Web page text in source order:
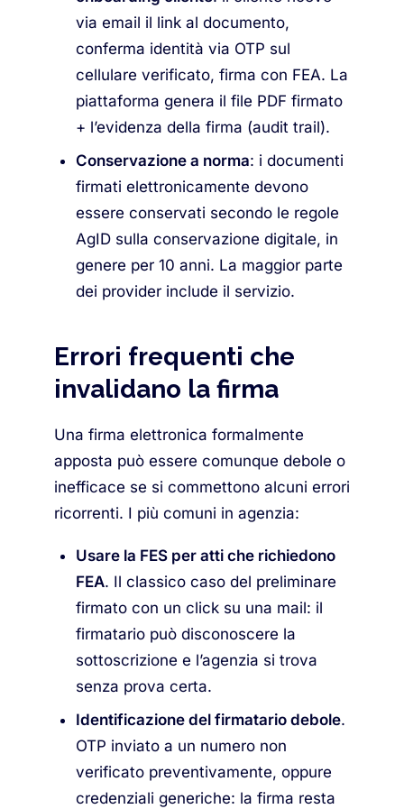
via email il link al documento,
conferma identità via OTP sul
cellulare verificato, firma con FEA. La
piattaforma genera il file PDF firmato
+ l’evidenza della firma (audit trail).
Conservazione a norma: i documenti
firmati elettronicamente devono
essere conservati secondo le regole
AgID sulla conservazione digitale, in
genere per 10 anni. La maggior parte
dei provider include il servizio.
Errori frequenti che
invalidano la firma
Una firma elettronica formalmente
apposta può essere comunque debole o
inefficace se si commettono alcuni errori
ricorrenti. I più comuni in agenzia:
Usare la FES per atti che richiedono
FEA. Il classico caso del preliminare
firmato con un click su una mail: il
firmatario può disconoscere la
sottoscrizione e l’agenzia si trova
senza prova certa.
Identificazione del firmatario debole.
OTP inviato a un numero non
verificato preventivamente, oppure
credenziali generiche: la firma resta